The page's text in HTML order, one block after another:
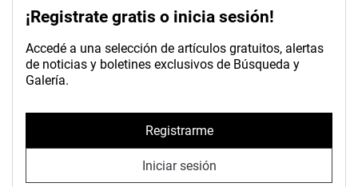
¡Registrate gratis o inicia sesión!
Accedé a una selección de artículos gratuitos, alertas
de noticias y boletines exclusivos de Búsqueda y
Galería.
Registrarme
Iniciar sesión